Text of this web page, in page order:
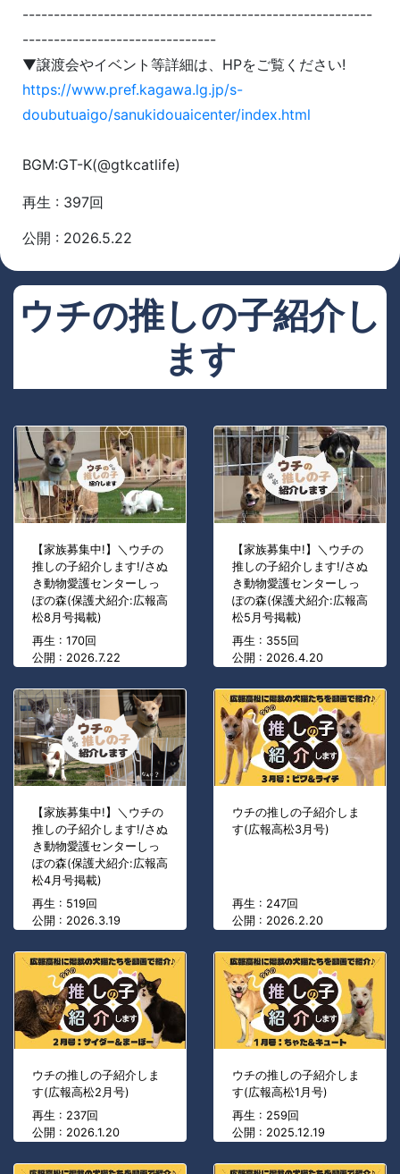
--------------------------------------------------------
-------------------------------
▼譲渡会やイベント等詳細は、HPをご覧ください!
https://www.pref.kagawa.lg.jp/s-
doubutuaigo/sanukidouaicenter/index.html
BGM:GT-K(@gtkcatlife)
再生 : 397回
公開 : 2026.5.22
ウチの推しの子紹介し
ます
【家族募集中!】＼ウチの
推しの子紹介します!/さぬ
き動物愛護センターしっ
ぽの森(保護犬紹介:広報高
松8月号掲載)
再生 : 170回
公開 : 2026.7.22
【家族募集中!】＼ウチの
推しの子紹介します!/さぬ
き動物愛護センターしっ
ぽの森(保護犬紹介:広報高
松5月号掲載)
再生 : 355回
公開 : 2026.4.20
【家族募集中!】＼ウチの
推しの子紹介します!/さぬ
き動物愛護センターしっ
ぽの森(保護犬紹介:広報高
松4月号掲載)
再生 : 519回
公開 : 2026.3.19
ウチの推しの子紹介しま
す(広報高松3月号)
再生 : 247回
公開 : 2026.2.20
ウチの推しの子紹介しま
す(広報高松2月号)
再生 : 237回
公開 : 2026.1.20
ウチの推しの子紹介しま
す(広報高松1月号)
再生 : 259回
公開 : 2025.12.19